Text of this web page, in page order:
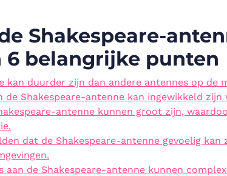
Shakespeare-
6 belangrijke punten
kan duurder zijn dan andere antennes op de
Shakespeare-antenne kan ingewikkeld zijn
antenne kunnen groot zijn,
dat de Shakespeare-antenne gevoelig kan
aan de Shakespeare-antenne kunnen